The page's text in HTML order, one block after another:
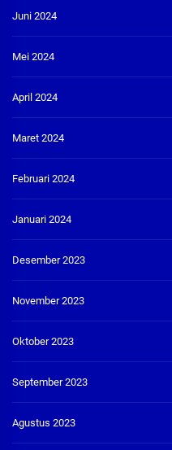
Juni 2024
Mei 2024
April 2024
Maret 2024
Februari 2024
Januari 2024
Desember 2023
November 2023
Oktober 2023
September 2023
Agustus 2023